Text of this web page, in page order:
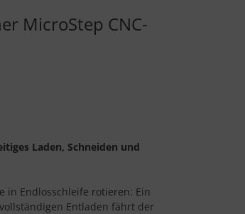
MicroStep CNC-
Laden, Schneiden und
in Endlosschleife rotieren: Ein
Entladen fährt der